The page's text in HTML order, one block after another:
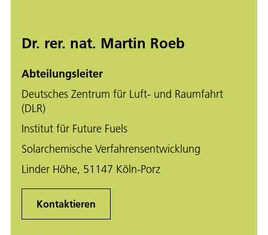
Dr. rer. nat. Martin Roeb
Abteilungsleiter
Deutsches Zentrum für Luft- und Raumfahrt
(DLR)
Institut für Future Fuels
Solarchemische Verfahrensentwicklung
Linder Höhe, 51147 Köln-Porz
Kontaktieren